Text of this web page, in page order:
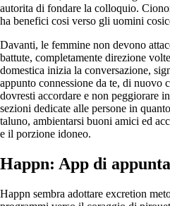
autorita di fondare la colloquio.
ha benefici cosi verso gli uomini
Davanti, le femmine non devono
battute, completamente direzione
domestica inizia la conversazione,
appunto connessione da te, di nuovo
dovresti accordare e non peggiorare
sezioni dedicate alle persone in
taluno, ambientarsi buoni amici ed
e il porzione idoneo.
Happn: App di
Happn sembra adottare excretion